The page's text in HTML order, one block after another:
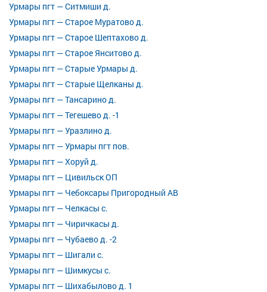
Урмары пгт — Ситмиши д.
Урмары пгт — Старое Муратово д.
Урмары пгт — Старое Шептахово д.
Урмары пгт — Старое Янситово д.
Урмары пгт — Старые Урмары д.
Урмары пгт — Старые Щелканы д.
Урмары пгт — Тансарино д.
Урмары пгт — Тегешево д. -1
Урмары пгт — Уразлино д.
Урмары пгт — Урмары пгт пов.
Урмары пгт — Хоруй д.
Урмары пгт — Цивильск ОП
Урмары пгт — Чебоксары Пригородный АВ
Урмары пгт — Челкасы с.
Урмары пгт — Чиричкасы д.
Урмары пгт — Чубаево д. -2
Урмары пгт — Шигали с.
Урмары пгт — Шимкусы с.
Урмары пгт — Шихабылово д. 1